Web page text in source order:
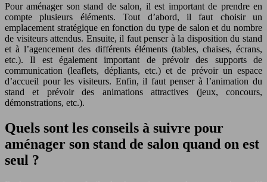
Pour aménager son stand de salon, il est important de prendre en
compte plusieurs éléments. Tout d’abord, il faut choisir un
emplacement stratégique en fonction du type de salon et du nombre
de visiteurs attendus. Ensuite, il faut penser à la disposition du stand
et à l’agencement des différents éléments (tables, chaises, écrans,
etc.). Il est également important de prévoir des supports de
communication (leaflets, dépliants, etc.) et de prévoir un espace
d’accueil pour les visiteurs. Enfin, il faut penser à l’animation du
stand et prévoir des animations attractives (jeux, concours,
démonstrations, etc.).
Quels sont les conseils à suivre pour
aménager son stand de salon quand on est
seul ?